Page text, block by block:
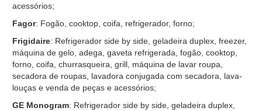
acessórios;
Fagor: Fogão, cooktop, coifa, refrigerador, forno;
Frigidaire: Refrigerador side by side, geladeira duplex, freezer,
máquina de gelo, adega, gaveta refrigerada, fogão, cooktop,
forno, coifa, churrasqueira, grill, máquina de lavar roupa,
secadora de roupas, lavadora conjugada com secadora, lava-
louças e venda de peças e acessórios;
GE Monogram: Refrigerador side by side, geladeira duplex,